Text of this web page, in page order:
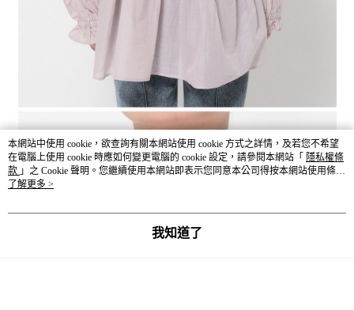
本網站中使用 cookie，欲查詢有關本網站使用 cookie 方式之詳情，及若您不希望
在電腦上使用 cookie 時應如何變更電腦的 cookie 設定，請參閱本網站「 隱私權條
款 」之 Cookie 聲明。您繼續使用本網站即表示您同意本公司得按本網站使用條款
之 Cookie 聲明使用 cookie。
了解更多 >
我知道了